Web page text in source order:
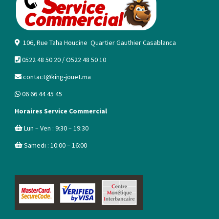
106, Rue Taha Houcine Quartier Gauthier Casablanca
0522 48 50 20 / O522 48 50 10
contact@king-jouet.ma
06 66 44 45 45
Horaires Service Commercial
Lun – Ven : 9:30 – 19:30
Samedi : 10:00 – 16:00